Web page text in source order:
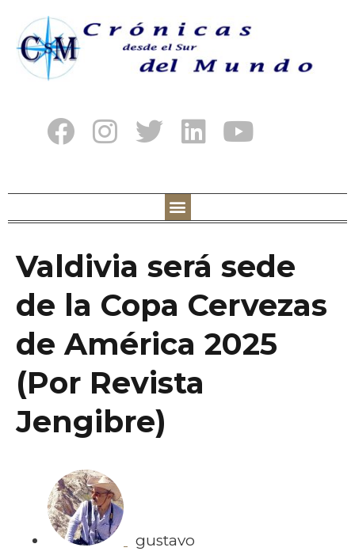
Valdivia será sede
de la Copa Cervezas
de América 2025
(Por Revista
Jengibre)
gustavo